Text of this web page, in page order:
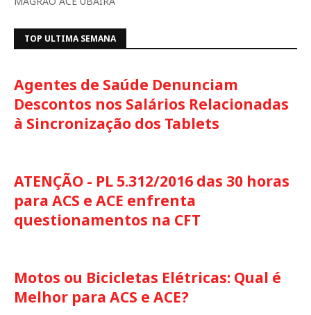
TOP ULTIMA SEMANA
Agentes de Saúde Denunciam
Descontos nos Salários Relacionadas
à Sincronização dos Tablets
ATENÇÃO - PL 5.312/2016 das 30 horas
para ACS e ACE enfrenta
questionamentos na CFT
Motos ou Bicicletas Elétricas: Qual é
Melhor para ACS e ACE?